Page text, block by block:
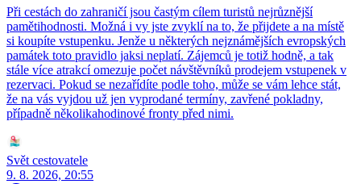
Při cestách do zahraničí jsou častým cílem turistů nejrůznější
pamětihodnosti. Možná i vy jste zvyklí na to, že přijdete a na místě
si koupíte vstupenku. Jenže u některých nejznámějších evropských
památek toto pravidlo jaksi neplatí. Zájemců je totiž hodně, a tak
stále více atrakcí omezuje počet návštěvníků prodejem vstupenek v
rezervaci. Pokud se nezařídíte podle toho, může se vám lehce stát,
že na vás vyjdou už jen vyprodané termíny, zavřené pokladny,
případně několikahodinové fronty před nimi.
Svět cestovatele
9. 8. 2026, 20:55